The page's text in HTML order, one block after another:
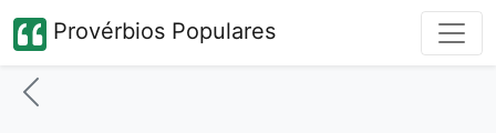
Provérbios Populares